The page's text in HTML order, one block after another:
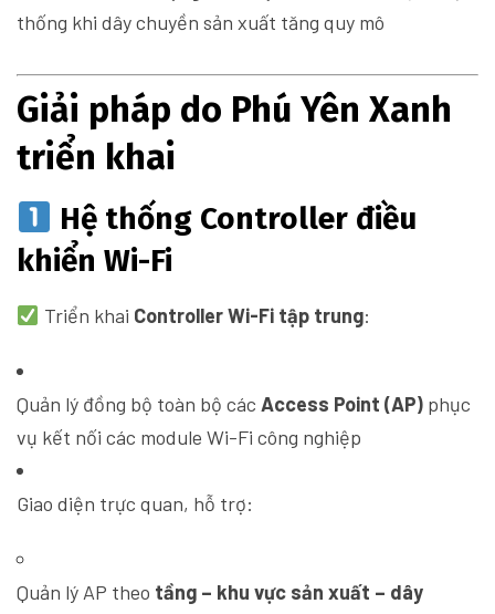
thống khi dây chuyền sản xuất tăng quy mô
Giải pháp do Phú Yên Xanh
triển khai
Hệ thống Controller điều
khiển Wi-Fi
Triển khai Controller Wi-Fi tập trung:
Quản lý đồng bộ toàn bộ các Access Point (AP) phục
vụ kết nối các module Wi-Fi công nghiệp
Giao diện trực quan, hỗ trợ:
Quản lý AP theo tầng – khu vực sản xuất – dây